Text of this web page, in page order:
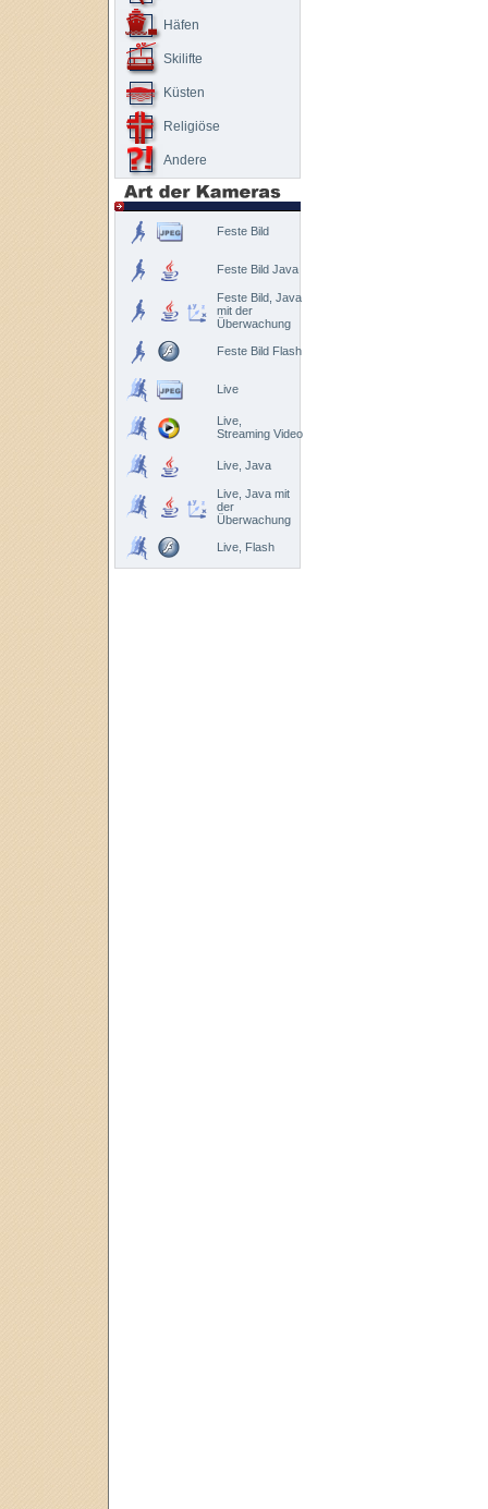
Häfen
Skilifte
Küsten
Religiöse
Andere
Feste Bild
Feste Bild Java
Feste Bild, Java
mit der
Überwachung
Feste Bild Flash
Live
Live,
Streaming Video
Live, Java
Live, Java mit
der
Überwachung
Live, Flash